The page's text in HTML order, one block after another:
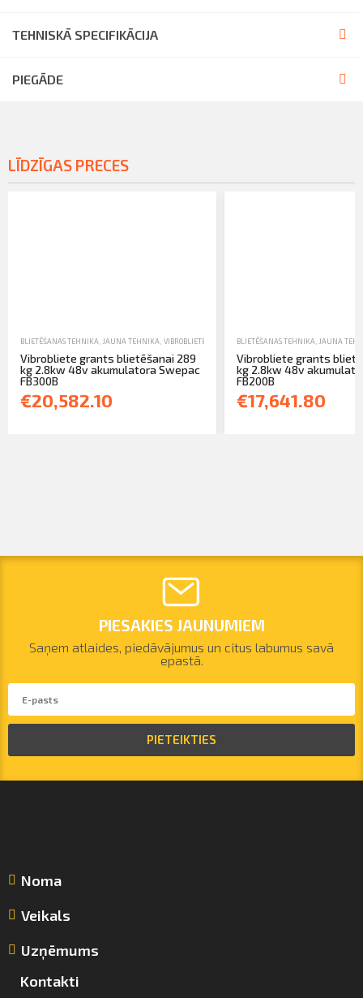
TEHNISKĀ SPECIFIKĀCIJA
PIEGĀDE
LĪDZĪGAS PRECES
BLIETĒŠANAS TEHNIKA JAUNA TEHNIKA VIBROBLIETES
Vibrobliete grants blietēšanai 289
kg 2.8kw 48v akumulatora Swepac
FB300B
€20,582.10
BLIETĒŠANAS TEHNIKA JAUNA
Vibrobliete grants
kg 2.8kw 48v
FB200B
€17,641.80
PIESAKIES JAUNUMIEM
Saņem atlaides, piedāvājumus un citus labumus savā
epastā.
PIETEIKTIES
Noma
Veikals
Uzņēmums
Kontakti